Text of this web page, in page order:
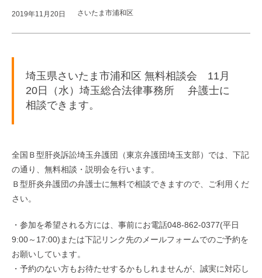
2019年11月20日 さいたま市浦和区
埼玉県さいたま市浦和区 無料相談会 11月
20日（水）埼玉総合法律事務所 弁護士に
相談できます。
全国Ｂ型肝炎訴訟埼玉弁護団（東京弁護団埼玉支部）では、下記
の通り、無料相談・説明会を行います。
Ｂ型肝炎弁護団の弁護士に無料で相談できますので、ご利用くだ
さい。
・参加を希望される方には、事前にお電話048-862-0377(平日
9:00～17:00)または下記リンク先のメールフォームでのご予約を
お願いしています。
・予約のない方もお待たせするかもしれませんが、誠実に対応し